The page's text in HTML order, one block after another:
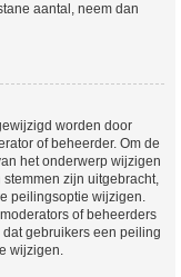
aantal, neem dan
worden door
of beheerder. Om de
het onderwerp wijzigen
zijn uitgebracht,
peilingsoptie wijzigen.
of beheerders
gebruikers een peiling
wijzigen.